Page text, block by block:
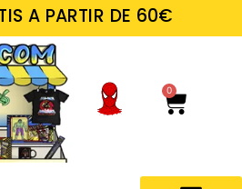
A PARTIR DE 60€
0